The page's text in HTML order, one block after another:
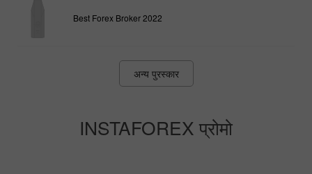
Best Forex Broker 2022
अन्य पुरस्कार
INSTAFOREX प्रोमो